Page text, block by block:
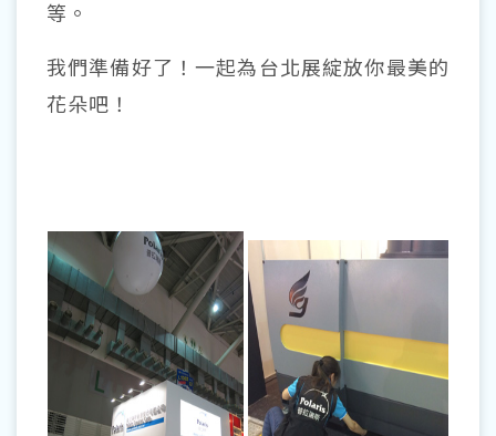
等。
我們準備好了！一起為台北展綻放你最美的
花朵吧！